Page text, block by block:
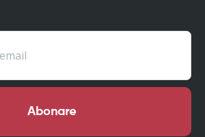
Abonare